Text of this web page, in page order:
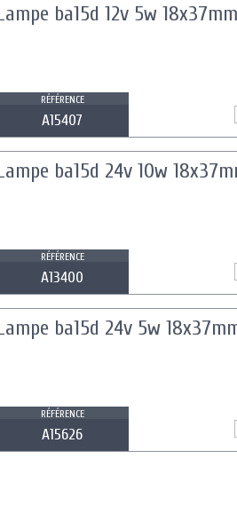
ba15d 12v 5w
RÉFÉRENCE
A15407
ba15d 24v 10w
RÉFÉRENCE
A13400
ba15d 24v 5w
RÉFÉRENCE
A15626